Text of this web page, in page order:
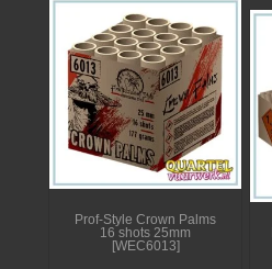
Prof-Style Crown Palms
16 shots 25mm
[WEC6013]